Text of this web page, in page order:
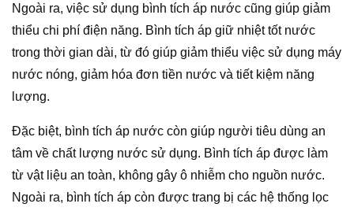
Ngoài ra, việc sử dụng bình tích áp nước cũng giúp giảm
thiểu chi phí điện năng. Bình tích áp giữ nhiệt tốt nước
trong thời gian dài, từ đó giúp giảm thiểu việc sử dụng máy
nước nóng, giảm hóa đơn tiền nước và tiết kiệm năng
lượng.
Đặc biệt, bình tích áp nước còn giúp người tiêu dùng an
tâm về chất lượng nước sử dụng. Bình tích áp được làm
từ vật liệu an toàn, không gây ô nhiễm cho nguồn nước.
Ngoài ra, bình tích áp còn được trang bị các hệ thống lọc